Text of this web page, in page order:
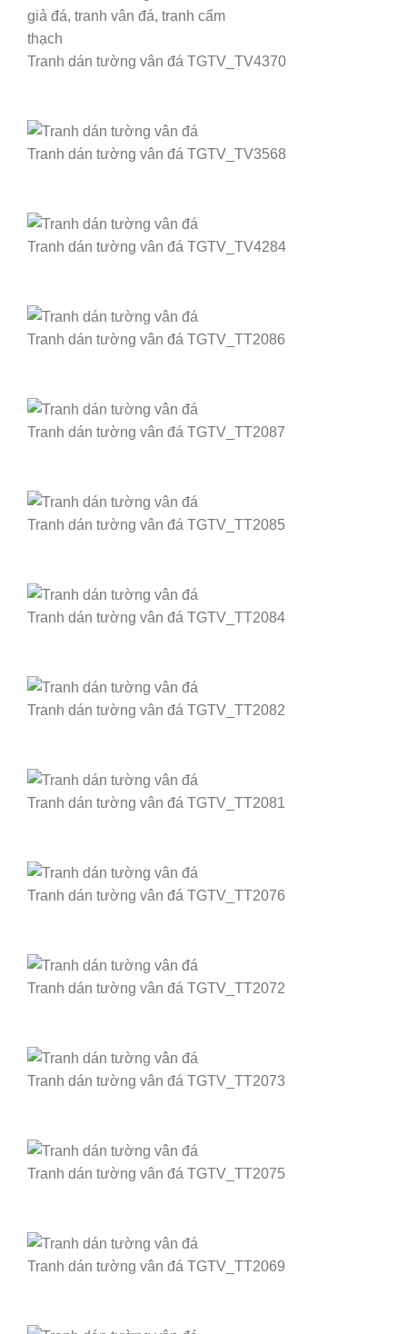
Tranh dán tường vân đá TGTV_TV4370
Tranh dán tường vân đá TGTV_TV3568
Tranh dán tường vân đá TGTV_TV4284
Tranh dán tường vân đá TGTV_TT2086
Tranh dán tường vân đá TGTV_TT2087
Tranh dán tường vân đá TGTV_TT2085
Tranh dán tường vân đá TGTV_TT2084
Tranh dán tường vân đá TGTV_TT2082
Tranh dán tường vân đá TGTV_TT2081
Tranh dán tường vân đá TGTV_TT2076
Tranh dán tường vân đá TGTV_TT2072
Tranh dán tường vân đá TGTV_TT2073
Tranh dán tường vân đá TGTV_TT2075
Tranh dán tường vân đá TGTV_TT2069